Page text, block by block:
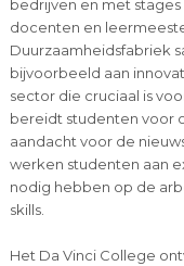
bedrijven en met
docenten en
Duurzaamheidsfabriek
bijvoorbeeld aan
sector die cruciaal is
bereidt studenten voor
aandacht voor de
werken studenten aan
nodig hebben op de
skills.
Het Da Vinci College